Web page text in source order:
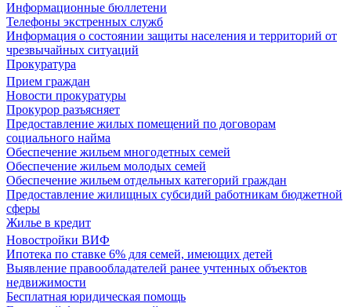
Информационные бюллетени
Телефоны экстренных служб
Информация о состоянии защиты населения и территорий от
чрезвычайных ситуаций
Прокуратура
Прием граждан
Новости прокуратуры
Прокурор разъясняет
Предоставление жилых помещений по договорам
социального найма
Обеспечение жильем многодетных семей
Обеспечение жильем молодых семей
Обеспечение жильем отдельных категорий граждан
Предоставление жилищных субсидий работникам бюджетной
сферы
Жилье в кредит
Новостройки ВИФ
Ипотека по ставке 6% для семей, имеющих детей
Выявление правообладателей ранее учтенных объектов
недвижимости
Бесплатная юридическая помощь